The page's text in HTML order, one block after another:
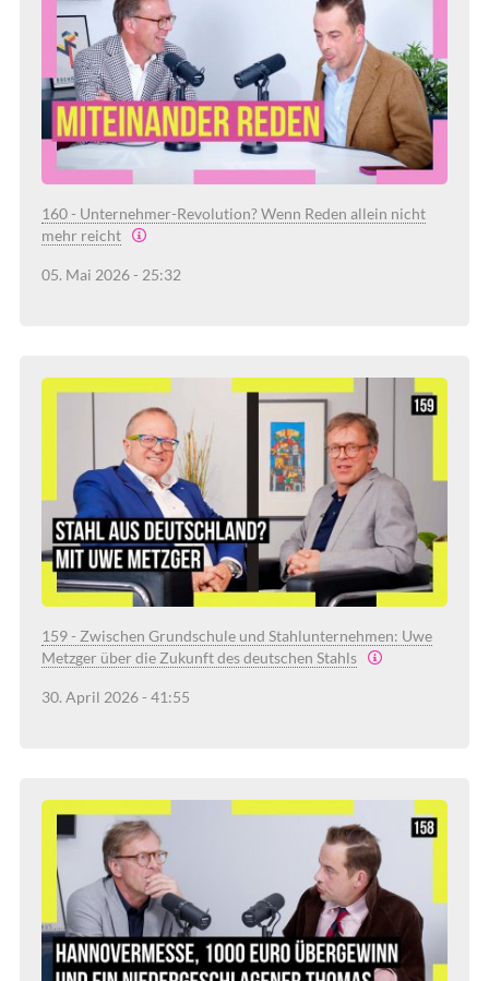
160 - Unternehmer-Revolution? Wenn Reden allein nicht
mehr reicht
05. Mai 2026 - 25:32
159 - Zwischen Grundschule und Stahlunternehmen: Uwe
Metzger über die Zukunft des deutschen Stahls
30. April 2026 - 41:55